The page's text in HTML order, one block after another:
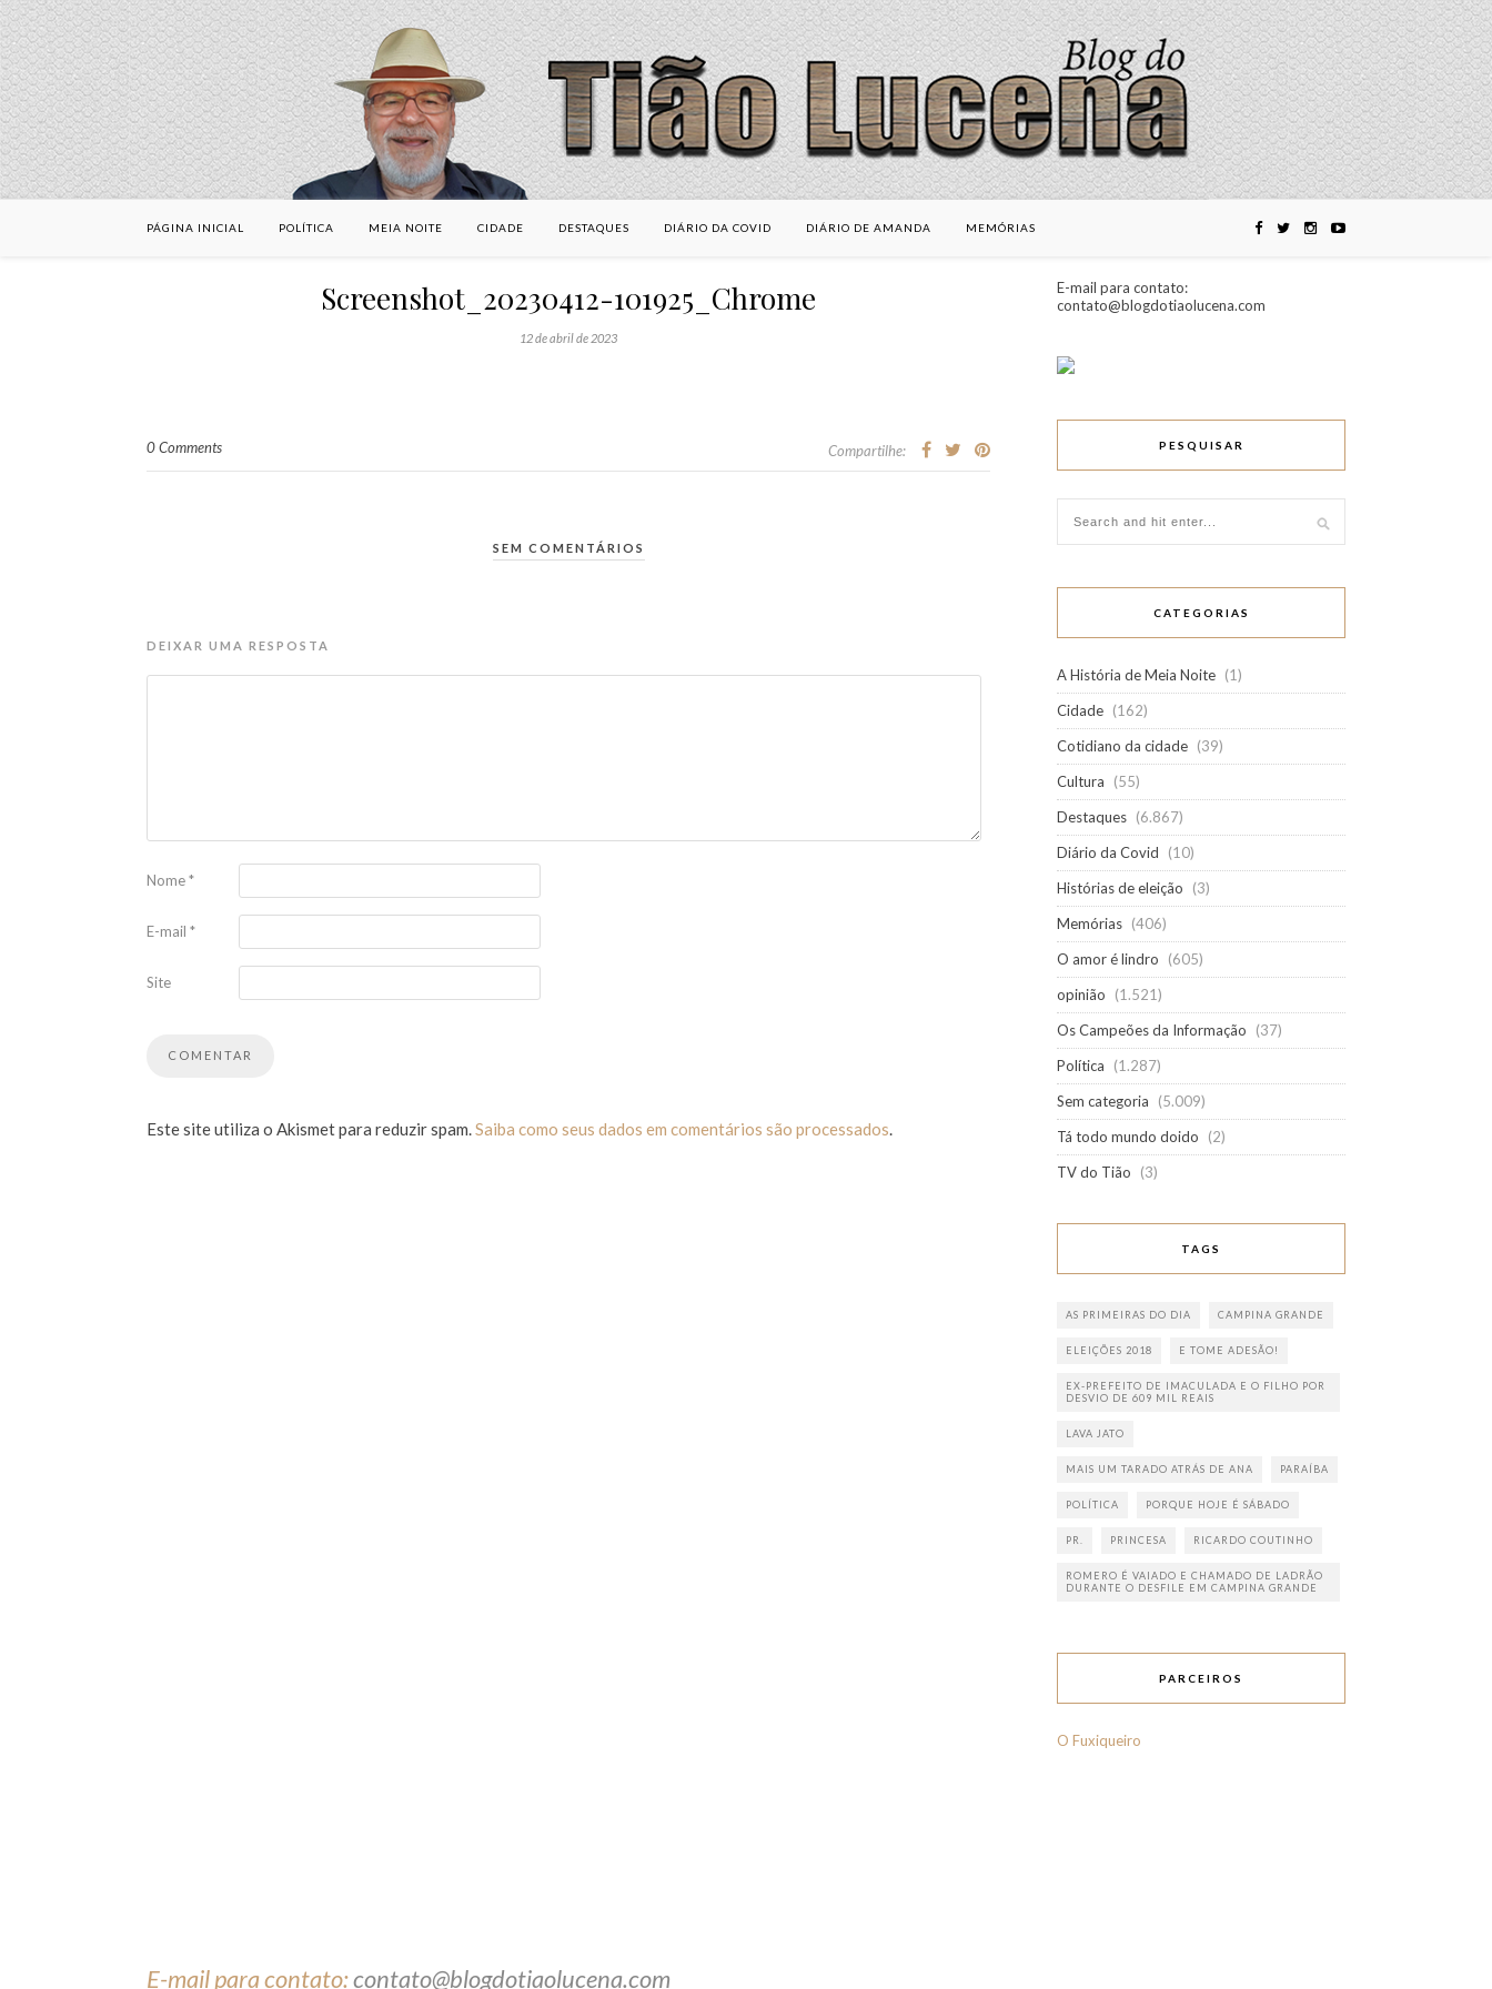
PÁGINA INICIAL POLÍTICA MEIA NOITE CIDADE DESTAQUES DIÁRIO DA COVID DIÁRIO DE AMANDA MEMÓRIAS
Screenshot_20230412-101925_Chrome
12 de abril de 2023
0 Comments Compartilhe:
SEM COMENTÁRIOS
DEIXAR UMA RESPOSTA
Nome*
E-mail *
Site
Este site utiliza o Akismet para reduzir spam.Saiba como seus dados em comentários são processados.
E-mail para contato:
contato@blogdotiaolucena.com
PESQUISAR
CATEGORIAS
A História de Meia Noite (1)
Cidade (162)
Cotidiano da cidade (39)
Cultura
(55)
Destaques (6.867)
Diário da Covid
(10)
Histórias de eleição
(3)
Memórias (406)
O amor é lindro
(605)
opinião
(1.521)
Os Campeões da Informação
(37)
Política
(1.287)
Sem categoria
(5.009)
Tá todo mundo doido
(2)
TV do Tião
(3)
TAGS
AS PRIMEIRAS DO DIA CAMPINA GRANDE
ELEIÇÕES 2018 E TOME ADESÃO!
EX-PREFEITO DE IMACULADA E O FILHO POR
DESVIO DE 609 MIL REAIS
LAVA JATO
MAIS UM TARADO ATRÁS DE ANA PARAÍBA
POLÍTICA PORQUE HOJE É SÁBADO
PR. PRINCESA RICARDO COUTINHO
ROMERO É VAIADO E CHAMADO DE LADRÃO
DURANTE O DESFILE EM CAMPINA GRANDE
PARCEIROS
O Fuxiqueiro
E-mail para contato:contato@blogdotiaolucena.com